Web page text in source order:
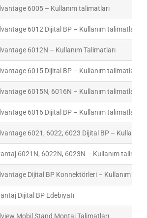
6005 – Kullanım talimatları
6012 Dijital BP – Kullanım talimatları
6012N – Kullanım Talimatları
6015 Dijital BP – Kullanım talimatları
6015N, 6016N – Kullanım talimatları
6016 Dijital BP – Kullanım talimatları
6021, 6022, 6023 Dijital BP – Kullanım
6021N, 6022N, 6023N – Kullanım
Dijital BP Konnektörleri – Kullanım
Dijital BP Edebiyatı
Mobil Stand Montaj Talimatları